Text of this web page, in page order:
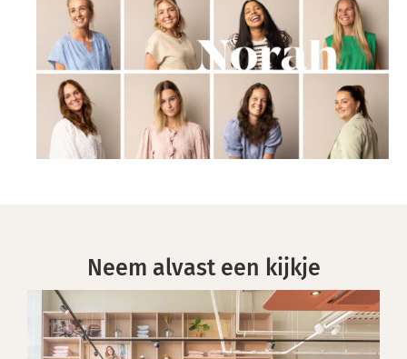
Neem alvast een kijkje